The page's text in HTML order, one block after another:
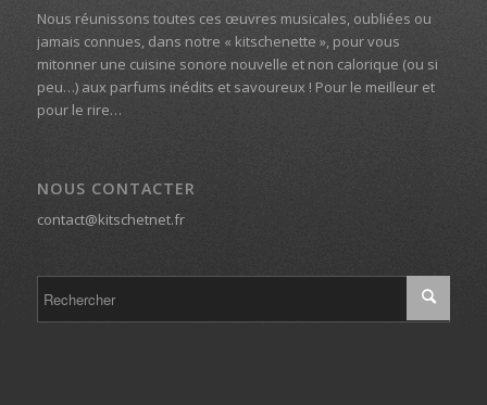
Nous réunissons toutes ces œuvres musicales, oubliées ou
jamais connues, dans notre « kitschenette », pour vous
mitonner une cuisine sonore nouvelle et non calorique (ou si
peu…) aux parfums inédits et savoureux ! Pour le meilleur et
pour le rire…
NOUS CONTACTER
contact@kitschetnet.fr